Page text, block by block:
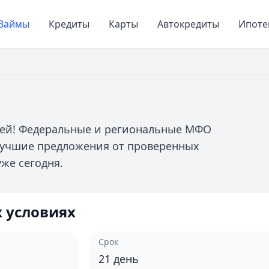
Кредиты Карты Автокредиты
Федеральные и региональные МФО
предложения от проверенных
сегодня.
Срок
21 день